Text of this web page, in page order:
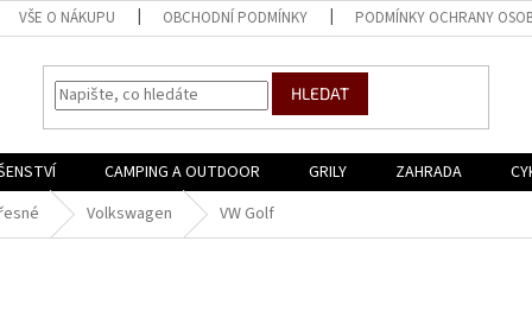
VŠE O NÁKUPU OBCHODNÍ PODMÍNKY PODMÍNKY OCHRANY
HLEDAT
CAMPING A OUTDOOR GRILY ZAHRADA
Volkswagen VW Golf